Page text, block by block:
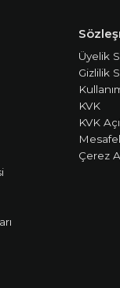
Üyelik
Gizlilik
KVK
KVK
Çerez